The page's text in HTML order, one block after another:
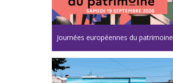
Journées européennes du patrimoine